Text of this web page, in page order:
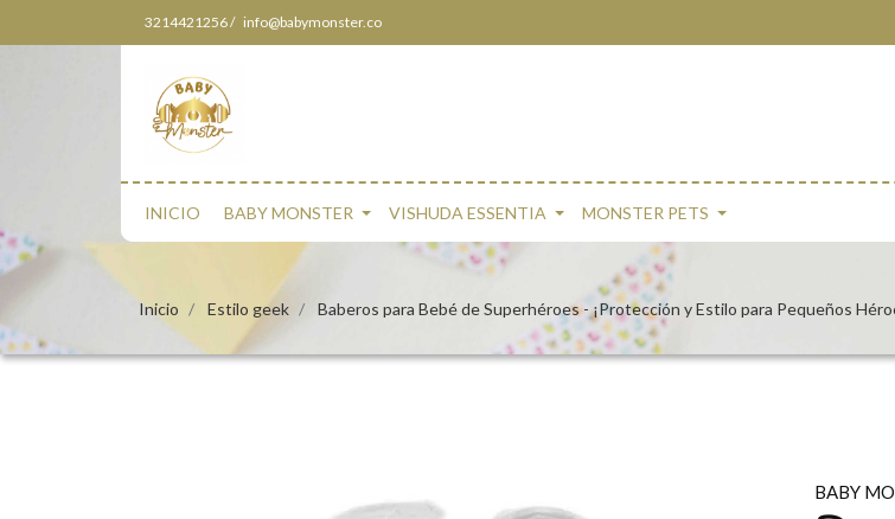
3214421256 / info@babymonster.co
INICIO BABY MONSTER VISHUDA ESSENTIA MONSTER PETS
Inicio Estilo geek Baberos para Bebé de Superhéroes - ¡Protección y Estilo para Pequeños
BABY